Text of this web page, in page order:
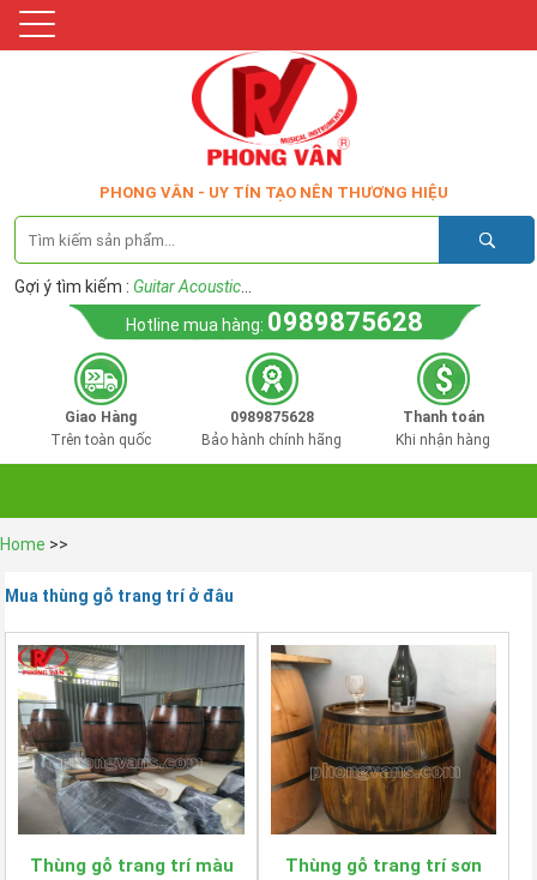
PHONG VÂN - UY TÍN TẠO NÊN THƯƠNG HIỆU
Gợi ý tìm kiếm : Guitar Acoustic
Hotline mua hàng: 0989875628
Giao Hàng
Trên toàn quốc
0989875628
Bảo hành chính hãng
Thanh toán
Khi nhận hàng
Home >>
Mua thùng gỗ trang trí ở đâu
Thùng gỗ trang trí màu
Thùng gỗ trang trí sơn